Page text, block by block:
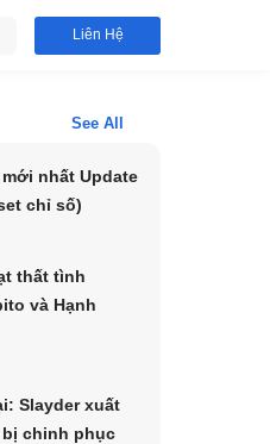
Liên Hệ
See All
nhất Update
chỉ số)
thất tình
và Hạnh
Slayder xuất
chinh phục